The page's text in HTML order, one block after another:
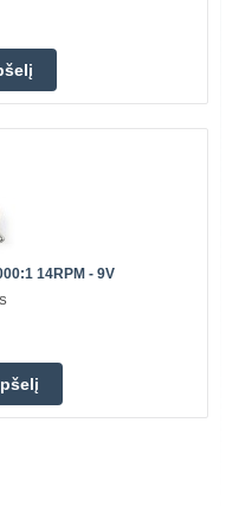
14RPM - 9V